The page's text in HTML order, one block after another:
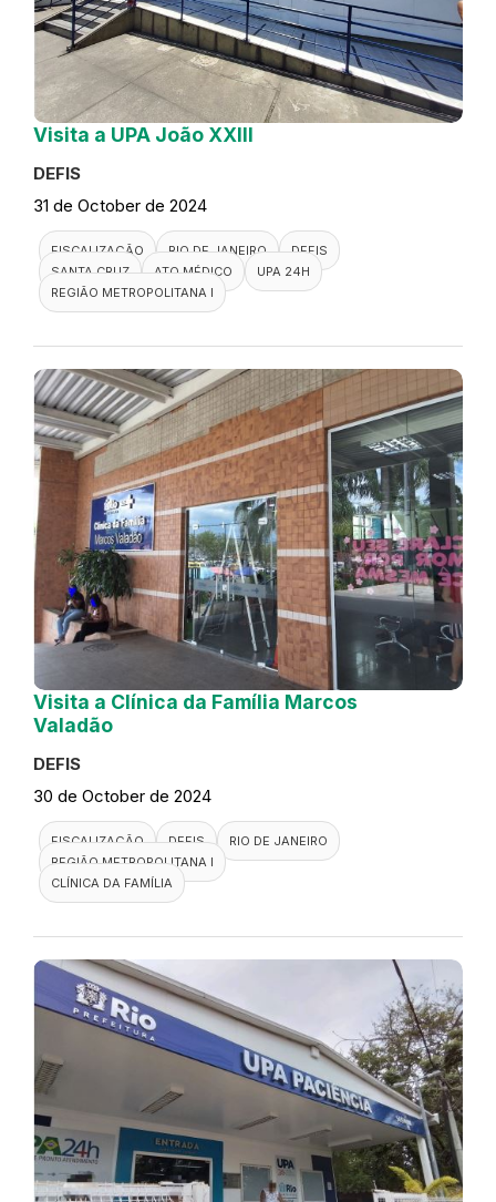
Visita a UPA João XXIII
DEFIS
31 de October de 2024
FISCALIZAÇÃO RIO DE JANEIRO
DEFIS
SANTA CRUZ
ATO MÉDICO
UPA 24H
REGIÃO METROPOLITANA I
Visita a Clínica da Família Marcos
Valadão
DEFIS
30 de October de 2024
FISCALIZAÇÃO DEFIS
RIO DE JANEIRO
REGIÃO METROPOLITANA I
CLÍNICA DA FAMÍLIA